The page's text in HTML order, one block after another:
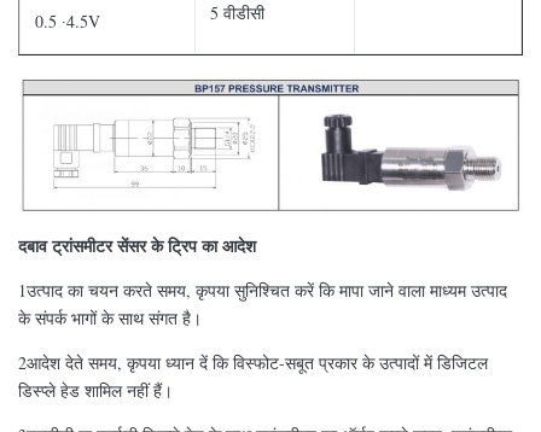
0.5 ∙4.5V 5 वीडीसी
दबाव ट्रांसमीटर सेंसर के ट्रिप का आदेश
1उत्पाद का चयन करते समय, कृपया सुनिश्चित करें कि मापा जाने वाला माध्यम उत्पाद
के संपर्क भागों के साथ संगत है।
2आदेश देते समय, कृपया ध्यान दें कि विस्फोट-सबूत प्रकार के उत्पादों में डिजिटल
डिस्प्ले हेड शामिल नहीं हैं।